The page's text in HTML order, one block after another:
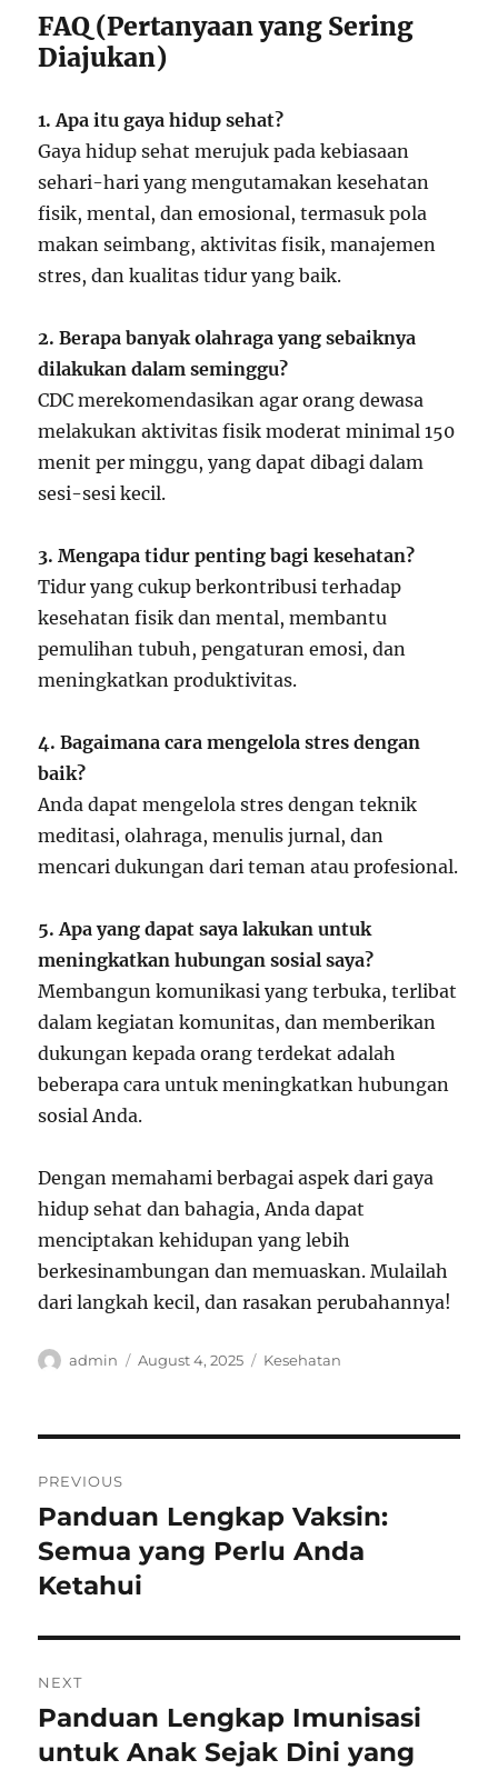
FAQ (Pertanyaan yang Sering
Diajukan)
1. Apa itu gaya hidup sehat?
Gaya hidup sehat merujuk pada kebiasaan
sehari-hari yang mengutamakan kesehatan
fisik, mental, dan emosional, termasuk pola
makan seimbang, aktivitas fisik, manajemen
stres, dan kualitas tidur yang baik.
2. Berapa banyak olahraga yang sebaiknya
dilakukan dalam seminggu?
CDC merekomendasikan agar orang dewasa
melakukan aktivitas fisik moderat minimal 150
menit per minggu, yang dapat dibagi dalam
sesi-sesi kecil.
3. Mengapa tidur penting bagi kesehatan?
Tidur yang cukup berkontribusi terhadap
kesehatan fisik dan mental, membantu
pemulihan tubuh, pengaturan emosi, dan
meningkatkan produktivitas.
4. Bagaimana cara mengelola stres dengan
baik?
Anda dapat mengelola stres dengan teknik
meditasi, olahraga, menulis jurnal, dan
mencari dukungan dari teman atau profesional.
5. Apa yang dapat saya lakukan untuk
meningkatkan hubungan sosial saya?
Membangun komunikasi yang terbuka, terlibat
dalam kegiatan komunitas, dan memberikan
dukungan kepada orang terdekat adalah
beberapa cara untuk meningkatkan hubungan
sosial Anda.
Dengan memahami berbagai aspek dari gaya
hidup sehat dan bahagia, Anda dapat
menciptakan kehidupan yang lebih
berkesinambungan dan memuaskan. Mulailah
dari langkah kecil, dan rasakan perubahannya!
Author
admin
Posted
August 4, 2025 Categories
Kesehatan
navigation
PREVIOUS
Previous
post:
Panduan Lengkap Vaksin:
Semua yang Perlu Anda
Ketahui
NEXT
Next
post:
Panduan Lengkap Imunisasi
untuk Anak Sejak Dini yang